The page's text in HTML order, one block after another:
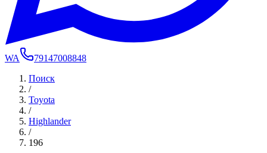
WA
79147008848
Поиск
/
Toyota
/
Highlander
/
196